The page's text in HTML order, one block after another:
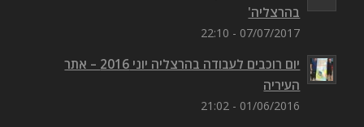
בהרצליה'
07/07/2017 - 22:10
יום רוכבים לעבודה בהרצליה יוני 2016 – אתר
העיריה
01/06/2016 - 21:02